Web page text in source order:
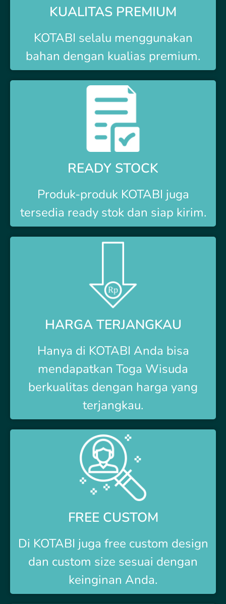
KUALITAS PREMIUM
KOTABI selalu menggunakan
bahan dengan kualias premium.
READY STOCK
Produk-produk KOTABI juga
tersedia ready stok dan siap kirim.
HARGA TERJANGKAU
Hanya di KOTABI Anda bisa
mendapatkan Toga Wisuda
berkualitas dengan harga yang
terjangkau.
FREE CUSTOM
Di KOTABI juga free custom design
dan custom size sesuai dengan
keinginan Anda.